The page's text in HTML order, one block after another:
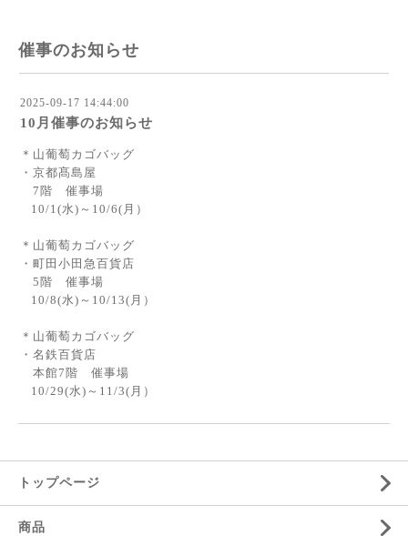
催事のお知らせ
2025-09-17 14:44:00
10月催事のお知らせ
＊山葡萄カゴバッグ
・京都髙島屋
7階 催事場
10/1(水)～10/6(月）
＊山葡萄カゴバッグ
・町田小田急百貨店
5階 催事場
10/8(水)～10/13(月）
＊山葡萄カゴバッグ
・名鉄百貨店
本館7階 催事場
10/29(水)～11/3(月）
トップページ
商品